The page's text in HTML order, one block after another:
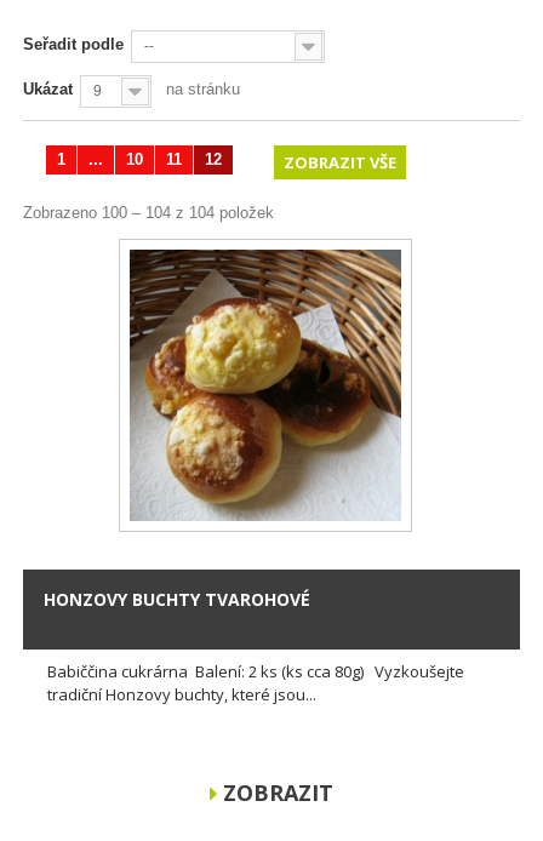
Seřadit podle --
Ukázat 9 na stránku
ZOBRAZIT VŠE
1 ... 10 11 12
Zobrazeno 100 – 104 z 104 položek
HONZOVY BUCHTY TVAROHOVÉ
Babiččina cukrárna Balení: 2 ks (ks cca 80g) Vyzkoušejte
tradiční Honzovy buchty, které jsou...
ZOBRAZIT